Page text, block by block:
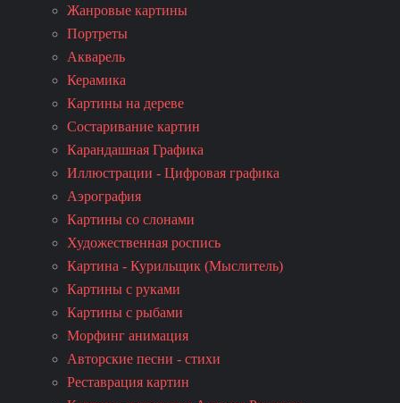
Жанровые картины
Портреты
Акварель
Керамика
Картины на дереве
Состаривание картин
Карандашная Графика
Иллюстрации - Цифровая графика
Аэрография
Картины со слонами
Художественная роспись
Картина - Курильщик (Мыслитель)
Картины с руками
Картины с рыбами
Морфинг анимация
Авторские песни - стихи
Реставрация картин